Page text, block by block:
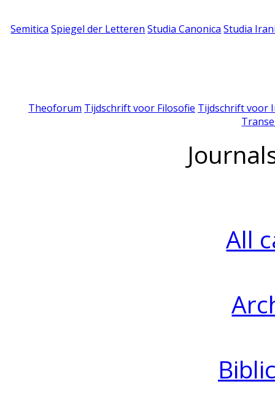
Semitica Spiegel der Letteren Studia Canonica Studia
Theoforum Tijdschrift voor Filosofie Tijdschrift voor
All